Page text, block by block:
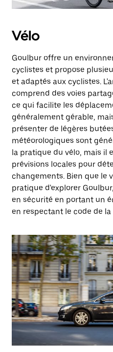
Vélo
Goulbur offre un
cyclistes et propose
et adaptés aux cyclistes.
comprend des voies
ce qui facilite les
généralement gérable,
présenter de légères
météorologiques sont
la pratique du vélo, mais il
prévisions locales pour
changements. Bien que le
pratique d'explorer
en sécurité en portant un
en respectant le code de la